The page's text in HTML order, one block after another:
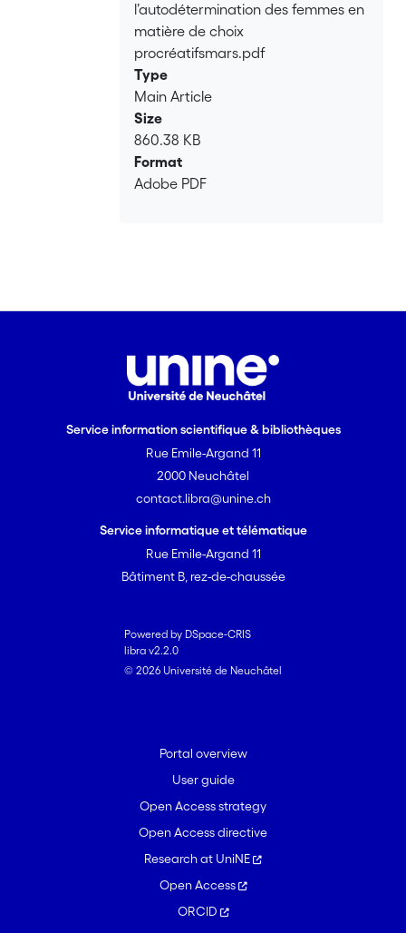
l’autodétermination des femmes en
matière de choix
procréatifsmars.pdf
Type
Main Article
Size
860.38 KB
Format
Adobe PDF
Service information scientifique & bibliothèques
Rue Emile-Argand 11
2000 Neuchâtel
contact.libra@unine.ch
Service informatique et télématique
Rue Emile-Argand 11
Bâtiment B, rez-de-chaussée
Powered by DSpace-CRIS
libra v2.2.0
© 2026 Université de Neuchâtel
Portal overview
User guide
Open Access strategy
Open Access directive
Research at UniNE
Open Access
ORCID